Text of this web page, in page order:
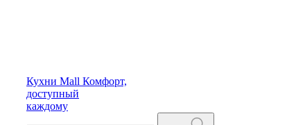
Кухни Mall Комфорт,
доступный
каждому